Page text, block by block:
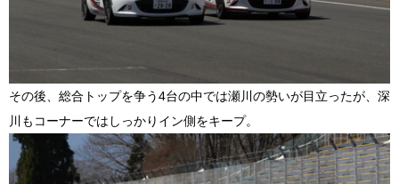
その後、総合トップを争う4台の中では瀬川の勢いが目立ったが、深
川もコーナーではしっかりイン側をキープ。